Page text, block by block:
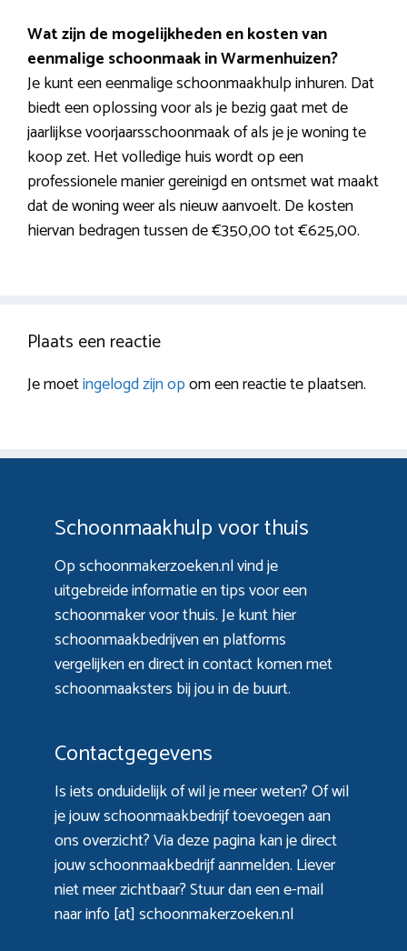
Wat zijn de mogelijkheden en kosten van
eenmalige schoonmaak in Warmenhuizen?
Je kunt een eenmalige schoonmaakhulp inhuren. Dat
biedt een oplossing voor als je bezig gaat met de
jaarlijkse voorjaarsschoonmaak of als je je woning te
koop zet. Het volledige huis wordt op een
professionele manier gereinigd en ontsmet wat maakt
dat de woning weer als nieuw aanvoelt. De kosten
hiervan bedragen tussen de €350,00 tot €625,00.
Plaats een reactie
Je moetingelogd zijn opom een reactie te plaatsen.
Schoonmaakhulp voor thuis
Op schoonmakerzoeken.nl vind je
uitgebreide informatie en tips voor een
schoonmaker voor thuis. Je kunt hier
schoonmaakbedrijven en platforms
vergelijken en direct in contact komen met
schoonmaaksters bij jou in de buurt.
Contactgegevens
Is iets onduidelijk of wil je meer weten? Of wil
je jouw schoonmaakbedrijf toevoegen aan
ons overzicht? Viadeze paginakan je direct
jouw schoonmaakbedrijf aanmelden. Liever
niet meer zichtbaar? Stuur dan een e-mail
naar info [at] schoonmakerzoeken.nl